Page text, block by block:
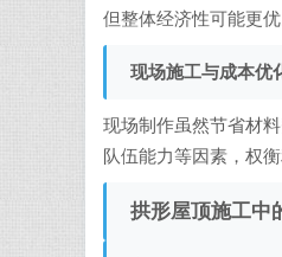
但整体经济性可能更优
现场施工与成本优
现场制作虽然节省材
队伍能力等因素，权
拱形屋顶施工中